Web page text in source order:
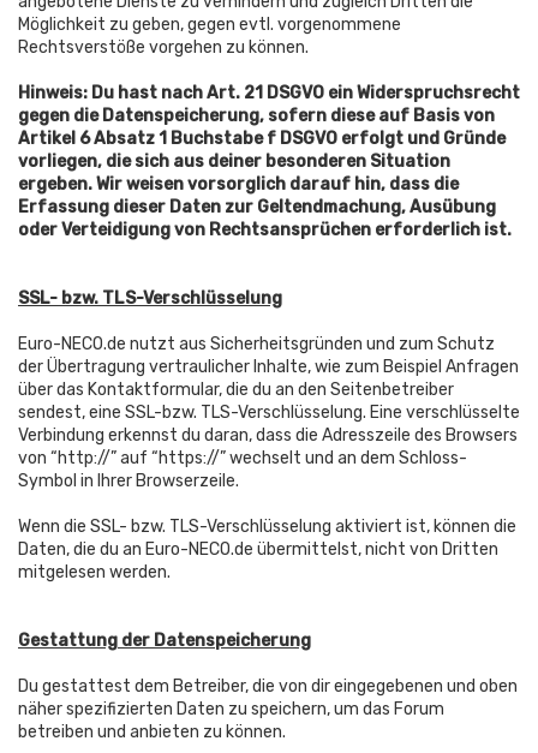
Möglichkeit zu geben, gegen evtl. vorgenommene
Rechtsverstöße vorgehen zu können.
Hinweis: Du hast nach Art. 21 DSGVO ein Widerspruchsrecht
gegen die Datenspeicherung, sofern diese auf Basis von
Artikel 6 Absatz 1 Buchstabe f DSGVO erfolgt und Gründe
vorliegen, die sich aus deiner besonderen Situation
ergeben. Wir weisen vorsorglich darauf hin, dass die
Erfassung dieser Daten zur Geltendmachung, Ausübung
oder Verteidigung von Rechtsansprüchen erforderlich ist.
SSL- bzw. TLS-Verschlüsselung
Euro-NECO.de nutzt aus Sicherheitsgründen und zum Schutz
der Übertragung vertraulicher Inhalte, wie zum Beispiel Anfragen
über das Kontaktformular, die du an den Seitenbetreiber
sendest, eine SSL-bzw. TLS-Verschlüsselung. Eine verschlüsselte
Verbindung erkennst du daran, dass die Adresszeile des Browsers
von “http://” auf “https://” wechselt und an dem Schloss-
Symbol in Ihrer Browserzeile.
Wenn die SSL- bzw. TLS-Verschlüsselung aktiviert ist, können die
Daten, die du an Euro-NECO.de übermittelst, nicht von Dritten
mitgelesen werden.
Gestattung der Datenspeicherung
Du gestattest dem Betreiber, die von dir eingegebenen und oben
näher spezifizierten Daten zu speichern, um das Forum
betreiben und anbieten zu können.